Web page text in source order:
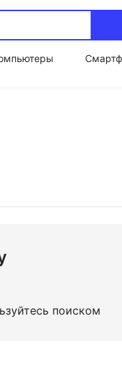
поиском